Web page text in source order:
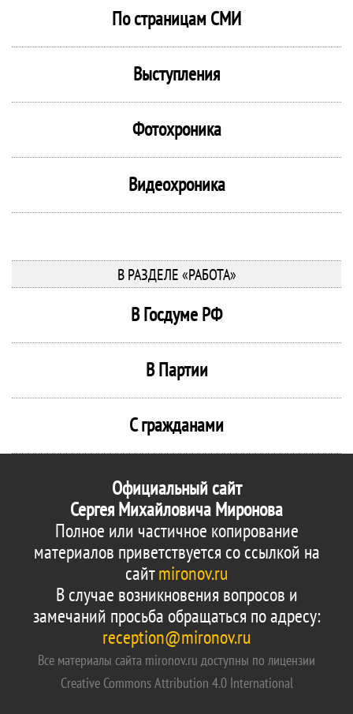
По страницам СМИ
Выступления
Фотохроника
Видеохроника
В РАЗДЕЛЕ «РАБОТА»
В Госдуме РФ
В Партии
С гражданами
Официальный сайт
Сергея Михайловича Миронова
Полное или частичное копирование
материалов приветствуется со ссылкой на
сайтmironov.ru
В случае возникновения вопросов и
замечаний просьба обращаться по адресу:
reception@mironov.ru
Все материалы сайта mironov.ru доступны по лицензии
Creative Commons Attribution 4.0 International